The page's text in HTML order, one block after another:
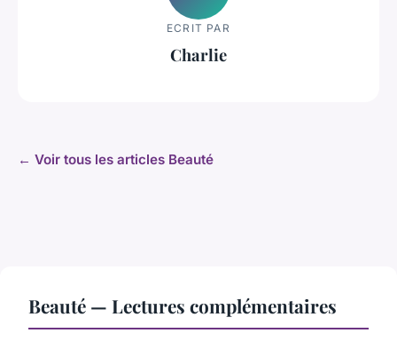
ECRIT PAR
Charlie
← Voir tous les articles Beauté
Beauté — Lectures complémentaires